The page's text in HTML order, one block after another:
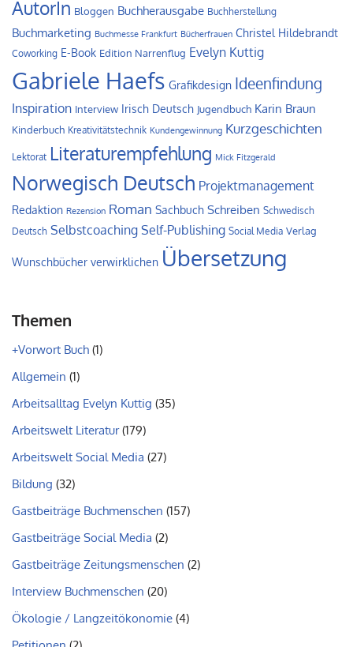
AutorIn Bloggen Buchherausgabe Buchherstellung
Buchmarketing Buchmesse Frankfurt Bücherfrauen Christel Hildebrandt
Coworking E-Book Edition Narrenflug Evelyn Kuttig
Gabriele Haefs Grafikdesign Ideenfindung
Inspiration Interview Irisch Deutsch Jugendbuch Karin Braun
Kinderbuch Kreativitätstechnik Kundengewinnung Kurzgeschichten
Lektorat Literaturempfehlung Mick Fitzgerald
Norwegisch Deutsch Projektmanagement
Redaktion Rezension Roman Sachbuch Schreiben Schwedisch
Deutsch Selbstcoaching Self-Publishing Social Media Verlag
Wunschbücher verwirklichen Übersetzung
Themen
+Vorwort Buch (1)
Allgemein (1)
Arbeitsalltag Evelyn Kuttig (35)
Arbeitswelt Literatur(179)
Arbeitswelt Social Media (27)
Bildung (32)
Gastbeiträge Buchmenschen (157)
Gastbeiträge Social Media (2)
Gastbeiträge Zeitungsmenschen (2)
Interview Buchmenschen (20)
Ökologie / Langzeitökonomie (4)